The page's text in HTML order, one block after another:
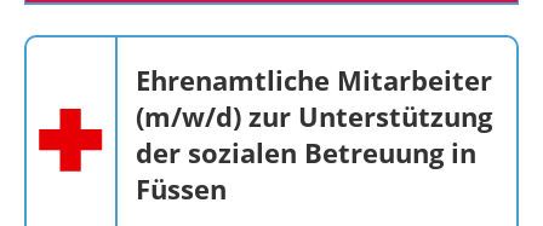
Ehrenamtliche Mitarbeiter
(m/w/d) zur Unterstützung
der sozialen Betreuung in
Füssen